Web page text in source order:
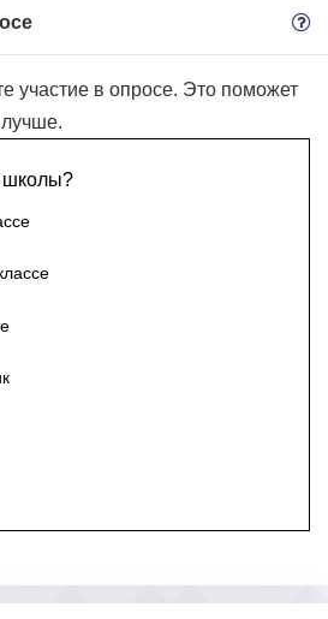
участие в опросе. Это поможет
школы?